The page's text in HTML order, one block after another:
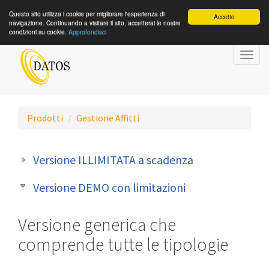
Accetto
Questo sito utilizza i cookie per migliorare l'esperienza di
navigazione. Continuando a visitare il sito, accetterai le nostre
condizioni su cookie. Approfondisci
Prodotti Gestione Affitti
Versione ILLIMITATA a scadenza
Versione DEMO con limitazioni
Versione generica che
comprende tutte le tipologie